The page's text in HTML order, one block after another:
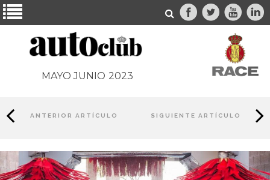
MAYO JUNIO 2023
ANTERIOR ARTÍCULO SIGUIENTE ARTÍCULO